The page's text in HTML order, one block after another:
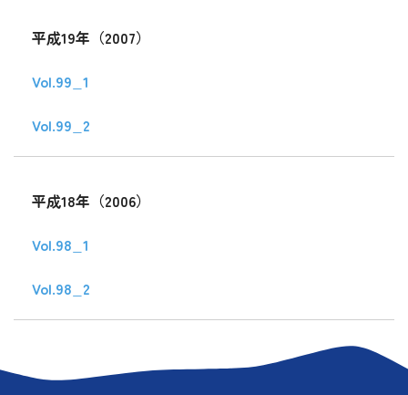
平成19年（2007）
Vol.99_1
Vol.99_2
平成18年（2006）
Vol.98_1
Vol.98_2